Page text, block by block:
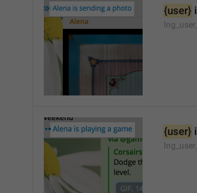
{user}
{user}